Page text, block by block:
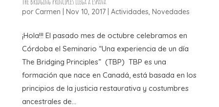
por Carmen Nov 10, 2017| Actividades, Novedades
¡Hola!!! El pasado mes de octubre celebramos en
Córdoba el Seminario “Una experiencia de un día
The Bridging Principles” (TBP) TBP es una
formación que nace en Canadá, está basada en los
principios de la justicia restaurativa y costumbres
ancestrales de...